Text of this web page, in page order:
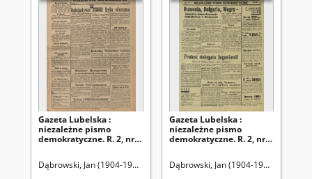
Gazeta Lubelska :
niezależne pismo
demokratyczne. R. 2, nr
Dąbrowski, Jan (1904-1964). Red
Gazeta Lubelska :
niezależne pismo
demokratyczne. R. 2, nr
Dąbrowski, Jan (1904-1964). Red